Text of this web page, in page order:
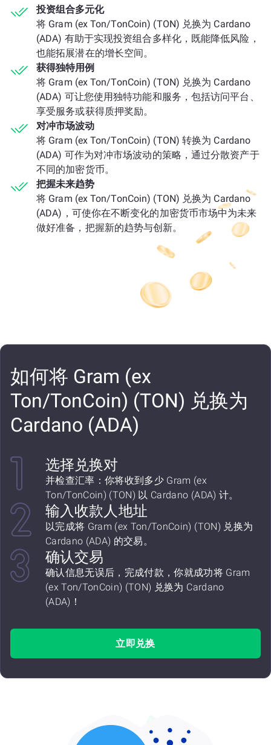
投资组合多元化
将 Gram (ex Ton/TonCoin) (TON) 兑换为 Cardano
(ADA) 有助于实现投资组合多样化，既能降低风险，
也能拓展潜在的增长空间。
获得独特用例
将 Gram (ex Ton/TonCoin) (TON) 兑换为 Cardano
(ADA) 可让您使用独特功能和服务，包括访问平台、
享受服务或获得质押奖励。
对冲市场波动
将 Gram (ex Ton/TonCoin) (TON) 转换为 Cardano
(ADA) 可作为对冲市场波动的策略，通过分散资产于
不同的加密货币。
把握未来趋势
将 Gram (ex Ton/TonCoin) (TON) 兑换为 Cardano
(ADA)，可使你在不断变化的加密货币市场中为未来
做好准备，把握新的趋势与创新。
如何将 Gram (ex
Ton/TonCoin) (TON) 兑换为
Cardano (ADA)
选择兑换对
并检查汇率：你将收到多少 Gram (ex
Ton/TonCoin) (TON) 以 Cardano (ADA) 计。
输入收款人地址
以完成将 Gram (ex Ton/TonCoin) (TON) 兑换为
Cardano (ADA) 的交易。
确认交易
确认信息无误后，完成付款，你就成功将 Gram
(ex Ton/TonCoin) (TON) 兑换为 Cardano
(ADA)！
立即兑换